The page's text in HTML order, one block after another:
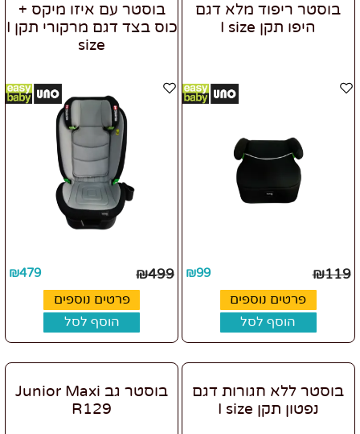
בוסטר ריפוד מלא דגם
היפו תקן I size
₪119
₪99
פרטים נוספים
הוסף לסל
בוסטר עם איזו מיקס +
כוס בצד דגם מרקורי תקן I
size
₪499
₪479
פרטים נוספים
הוסף לסל
בוסטר ללא חגורות דגם
נפטון תקן I size
בוסטר גב Junior Maxi
R129